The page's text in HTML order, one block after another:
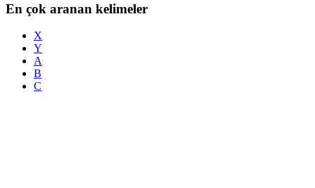
En çok aranan kelimeler
X
Y
A
B
C